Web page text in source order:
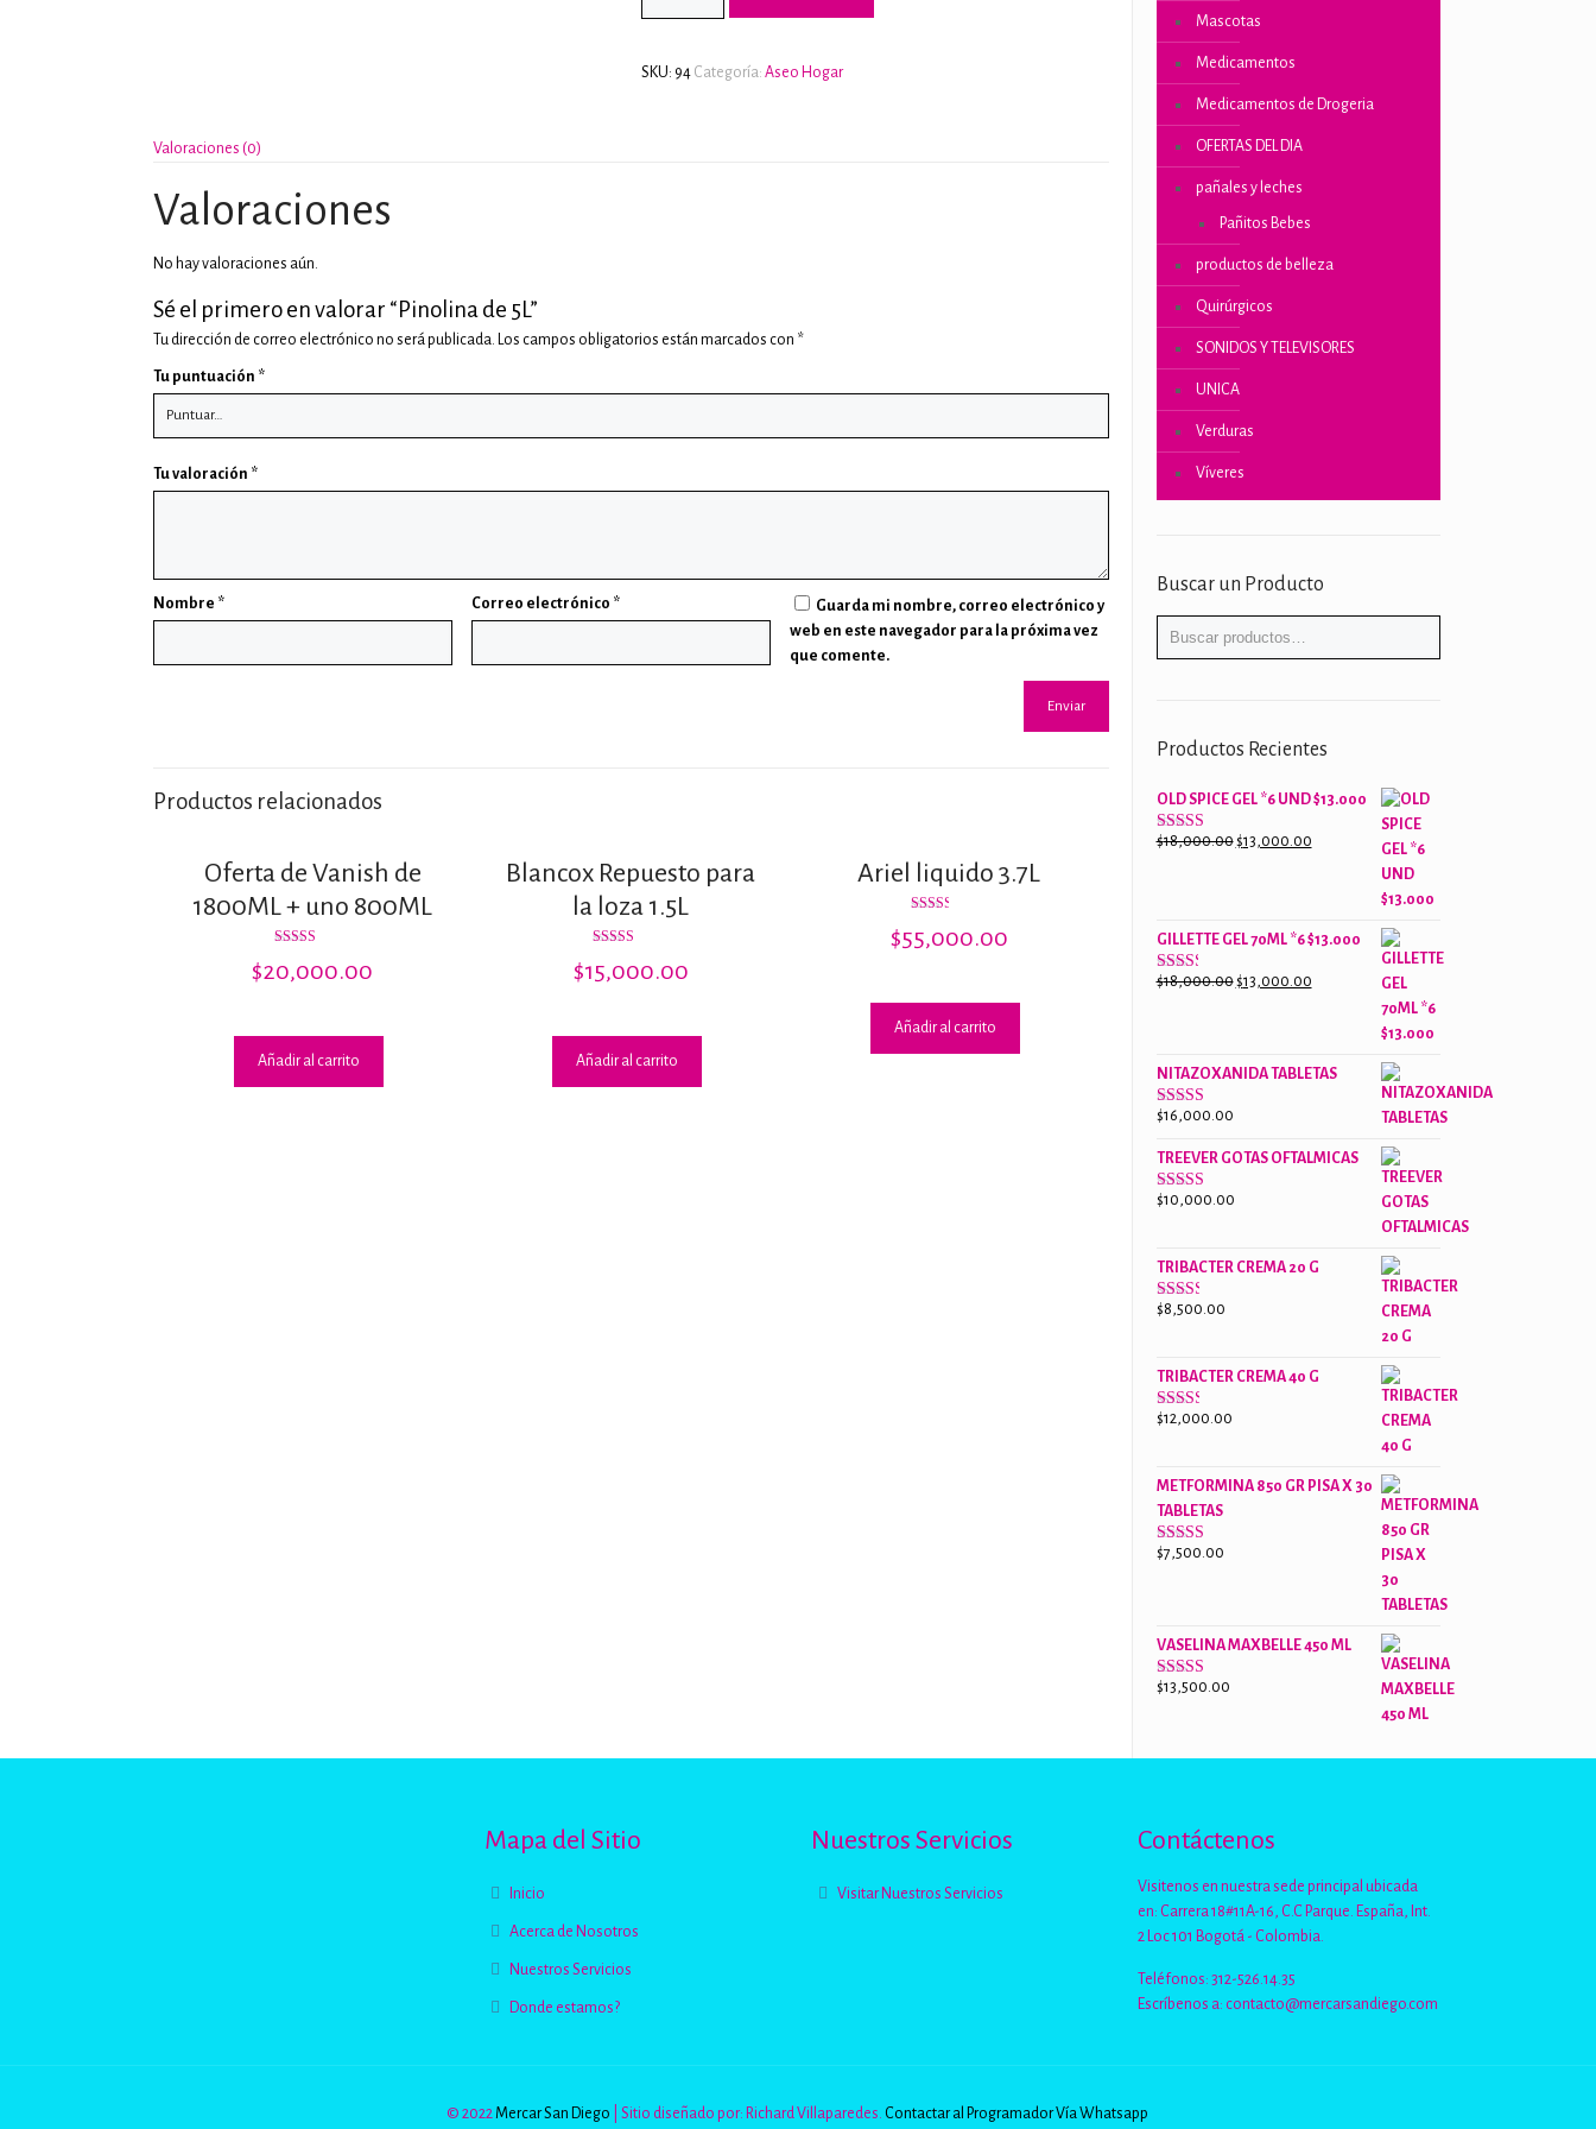
SKU: 94 Categoría: Aseo Hogar
Valoraciones (0)
Valoraciones
No hay valoraciones aún.
Sé el primero en valorar “Pinolina de 5L”
Tu dirección de correo electrónico no será publicada. Los campos obligatorios están marcados con *
Tu puntuación *
Tu valoración *
Nombre * Correo electrónico *
Guarda mi nombre, correo electrónico y
web en este navegador para la próxima vez
que comente.
Productos relacionados
Oferta de Vanish de
1800ML + uno 800ML
con
2.75
$20,000.00
Añadir al carrito
Blancox Repuesto para
la loza 1.5L
con
3.00
$15,000.00
Añadir al carrito
Ariel liquido 3.7L
con
2.50
$55,000.00
Añadir al carrito
Mascotas
Medicamentos
Medicamentos de Drogeria
OFERTAS DEL DIA
pañales y leches
Pañitos Bebes
productos de belleza
Quirúrgicos
SONIDOS Y TELEVISORES
UNICA
Verduras
Víveres
Buscar un Producto
Productos Recientes
OLD SPICE GEL *6 UND $13.000
Valorado
$18,000.00 El
$18,000.00.
$13,000.00El
$13,000.00.
GILLETTE GEL 70ML *6 $13.000
Valorado
$18,000.00 El
$18,000.00.
$13,000.00El
$13,000.00.
NITAZOXANIDA TABLETAS
Valorado
2.61
de 5
$16,000.00
TREEVER GOTAS OFTALMICAS
Valorado
$10,000.00
TRIBACTER CREMA 20 G
Valorado
$8,500.00
TRIBACTER CREMA 40 G
Valorado
$12,000.00
METFORMINA 850 GR PISA X 30
TABLETAS
Valorado
$7,500.00
VASELINA MAXBELLE 450 ML
Valorado
$13,500.00
Mapa del Sitio
Inicio
Acerca de Nosotros
Nuestros Servicios
Donde estamos?
Nuestros Servicios
Visitar Nuestros Servicios
Contáctenos
Visitenos en nuestra sede principal ubicada
en: Carrera 18#11A-16, C.C Parque. España, Int.
2 Loc 101 Bogotá - Colombia.
Teléfonos: 312-526.14.35
Escríbenos a: contacto@mercarsandiego.com
© 2022Mercar San Diego | Sitio diseñado por: Richard Villaparedes. Contactar al Programador Vía Whatsapp